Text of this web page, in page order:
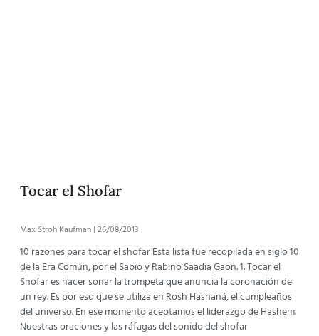
Tocar el Shofar
Max Stroh Kaufman 26/08/2013
10 razones para tocar el shofar Esta lista fue recopilada en siglo 10
de la Era Común, por el Sabio y Rabino Saadia Gaon. 1. Tocar el
Shofar es hacer sonar la trompeta que anuncia la coronación de
un rey. Es por eso que se utiliza en Rosh Hashaná, el cumpleaños
del universo. En ese momento aceptamos el liderazgo de Hashem.
Nuestras oraciones y las ráfagas del sonido del shofar